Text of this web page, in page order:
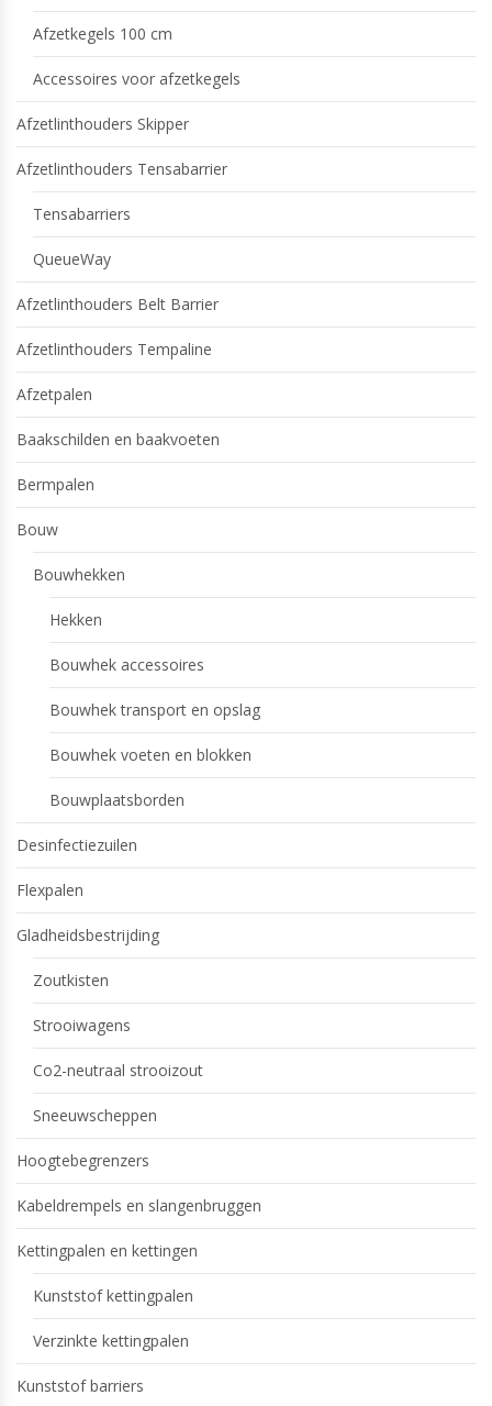
Afzetkegels 100 cm
Accessoires voor afzetkegels
Afzetlinthouders Skipper
Afzetlinthouders Tensabarrier
Tensabarriers
QueueWay
Afzetlinthouders Belt Barrier
Afzetlinthouders Tempaline
Afzetpalen
Baakschilden en baakvoeten
Bermpalen
Bouw
Bouwhekken
Hekken
Bouwhek accessoires
Bouwhek transport en opslag
Bouwhek voeten en blokken
Bouwplaatsborden
Desinfectiezuilen
Flexpalen
Gladheidsbestrijding
Zoutkisten
Strooiwagens
Co2-neutraal strooizout
Sneeuwscheppen
Hoogtebegrenzers
Kabeldrempels en slangenbruggen
Kettingpalen en kettingen
Kunststof kettingpalen
Verzinkte kettingpalen
Kunststof barriers